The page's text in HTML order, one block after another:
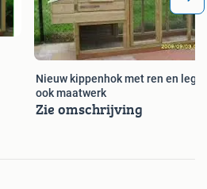
Nieuw kippenhok met ren en legaal
ook maatwerk
Zie omschrijving